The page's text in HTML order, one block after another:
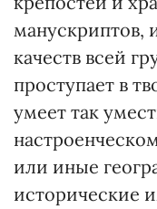
манускриптов,
качеств всей
проступает в
умеет так
или иные
исторические